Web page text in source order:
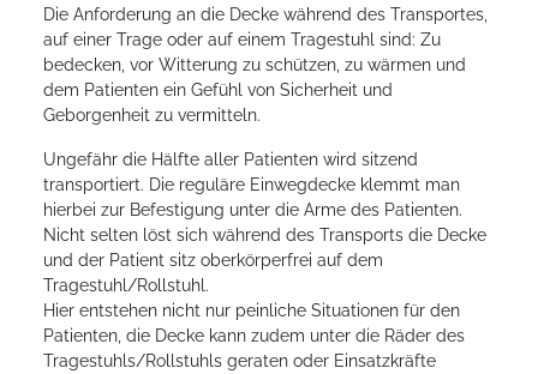
Die Anforderung an die Decke während des Transportes,
auf einer Trage oder auf einem Tragestuhl sind: Zu
bedecken, vor Witterung zu schützen, zu wärmen und
dem Patienten ein Gefühl von Sicherheit und
Geborgenheit zu vermitteln.
Ungefähr die Hälfte aller Patienten wird sitzend
transportiert. Die reguläre Einwegdecke klemmt man
hierbei zur Befestigung unter die Arme des Patienten.
Nicht selten löst sich während des Transports die Decke
und der Patient sitz oberkörperfrei auf dem
Tragestuhl/Rollstuhl.
Hier entstehen nicht nur peinliche Situationen für den
Patienten, die Decke kann zudem unter die Räder des
Tragestuhls/Rollstuhls geraten oder Einsatzkräfte